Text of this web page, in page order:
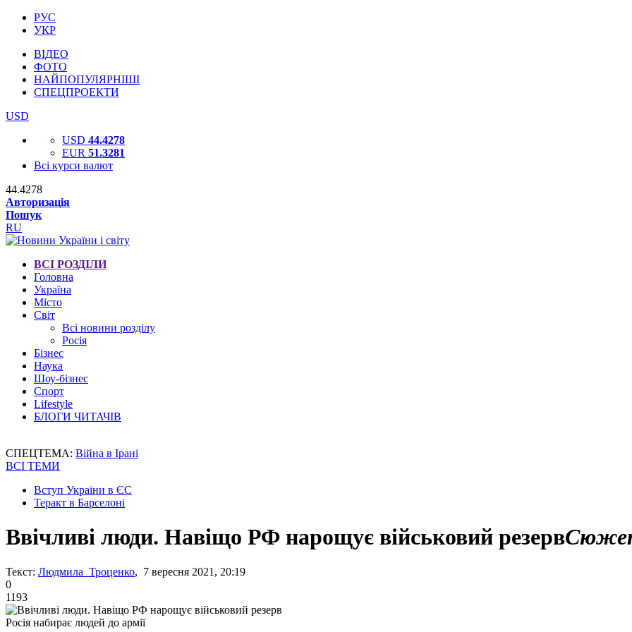
РУС
УКР
ВІДЕО
ФОТО
НАЙПОПУЛЯРНІШІ
СПЕЦПРОЕКТИ
USD
USD 44.4278
EUR 51.3281
Всі курси валют
44.4278
Авторизація
Пошук
RU
ВСІ РОЗДІЛИ
Головна
Україна
Місто
Світ
Всі новини розділу
Росія
Бізнес
Наука
Шоу-бізнес
Спорт
Lifestyle
БЛОГИ ЧИТАЧІВ
СПЕЦТЕМА: Війна в Ірані
ВСІ ТЕМИ
Вступ України в ЄС
Теракт в Барселоні
Ввічливі люди. Навіщо РФ нарощує військовий резерв
Текст: Людмила Троценко, 7 вересня 2021, 20:19
0
1193
Росія набирає людей до армії